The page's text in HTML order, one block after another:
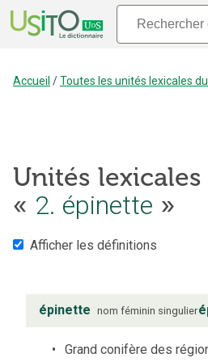
Accueil /Toutes les unités lexicales
Unités lexicales
« 2. épinette »
Afficher les définitions
épinette nom féminin singulier
Grand conifère des